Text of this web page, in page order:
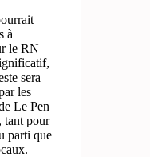
à
le RN
sera
les
Le Pen
tant pour
parti que